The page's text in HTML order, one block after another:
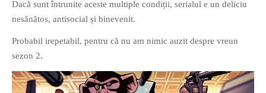
Dacă sunt întrunite aceste multiple condiții, serialul e un deliciu
nesănătos, antisocial și binevenit.
Probabil irepetabil, pentru că nu am nimic auzit despre vreun
sezon 2.